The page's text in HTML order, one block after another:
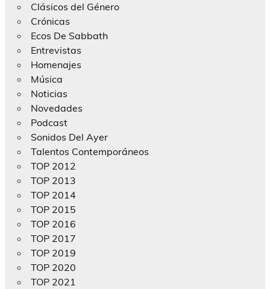
Clásicos del Género
Crónicas
Ecos De Sabbath
Entrevistas
Homenajes
Música
Noticias
Novedades
Podcast
Sonidos Del Ayer
Talentos Contemporáneos
TOP 2012
TOP 2013
TOP 2014
TOP 2015
TOP 2016
TOP 2017
TOP 2019
TOP 2020
TOP 2021